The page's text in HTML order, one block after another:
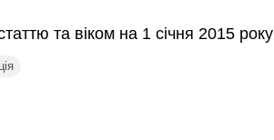
та віком на 1 січня 2015 року